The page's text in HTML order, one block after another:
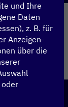
Impressum
und Ihre
Daten
z. B. für
Anzeigen-
über die